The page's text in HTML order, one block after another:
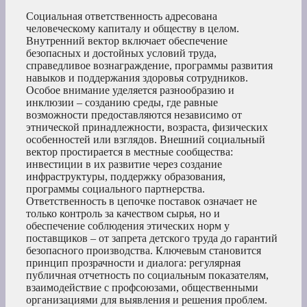
Социальная ответственность адресована
человеческому капиталу и обществу в целом.
Внутренний вектор включает обеспечение
безопасных и достойных условий труда,
справедливое вознаграждение, программы развития
навыков и поддержания здоровья сотрудников.
Особое внимание уделяется разнообразию и
инклюзии – созданию среды, где равные
возможности предоставляются независимо от
этнической принадлежности, возраста, физических
особенностей или взглядов. Внешний социальный
вектор простирается в местные сообщества:
инвестиции в их развитие через создание
инфраструктуры, поддержку образования,
программы социального партнерства.
Ответственность в цепочке поставок означает не
только контроль за качеством сырья, но и
обеспечение соблюдения этических норм у
поставщиков – от запрета детского труда до гарантий
безопасного производства. Ключевым становится
принцип прозрачности и диалога: регулярная
публичная отчетность по социальным показателям,
взаимодействие с профсоюзами, общественными
организациями для выявления и решения проблем.